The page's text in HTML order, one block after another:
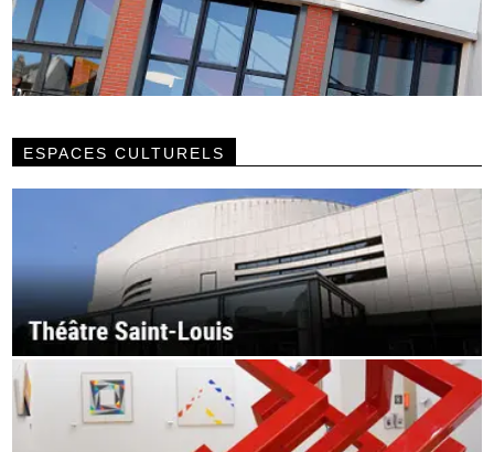
ESPACES CULTURELS